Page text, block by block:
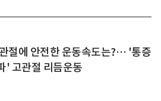
절에 안전한 운동속도는?… '통증
' 고관절 리듬운동